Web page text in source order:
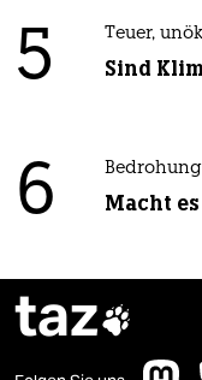
5 Teuer,
Sind
6 Macht
taz